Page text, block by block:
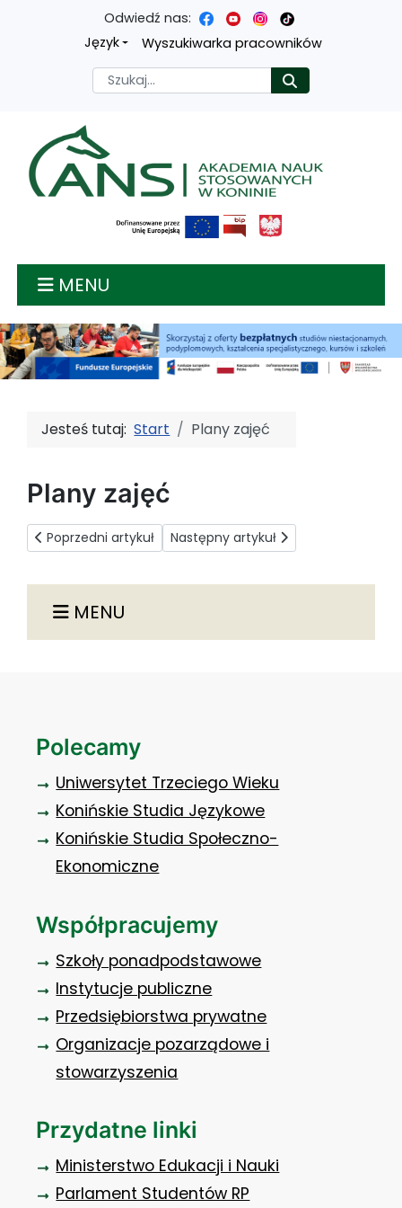
Przejdź
treści
głównej
Przejdź
menu
nawigacyjnego
Przejdź
wyszukiwarki
Przejdź
mapy
strony
Odwiedź nas:
Język
Wyszukiwarka pracowników
Szukaj
Akademia nauk
MENU
MENU
Jesteś tutaj:Start Plany zajęć
Plany zajęć
Poprzedni artykuł: Komunikaty
Poprzedni artykuł Następny artykuł: Kadra dydaktyczna
Następny artykuł
Polecamy
Uniwersytet Trzeciego Wieku
Konińskie Studia Językowe
Konińskie Studia Społeczno-
Ekonomiczne
Współpracujemy
Szkoły ponadpodstawowe
Instytucje publiczne
Przedsiębiorstwa prywatne
Organizacje pozarządowe i
stowarzyszenia
Przydatne linki
Ministerstwo Edukacji i Nauki
Parlament Studentów RP